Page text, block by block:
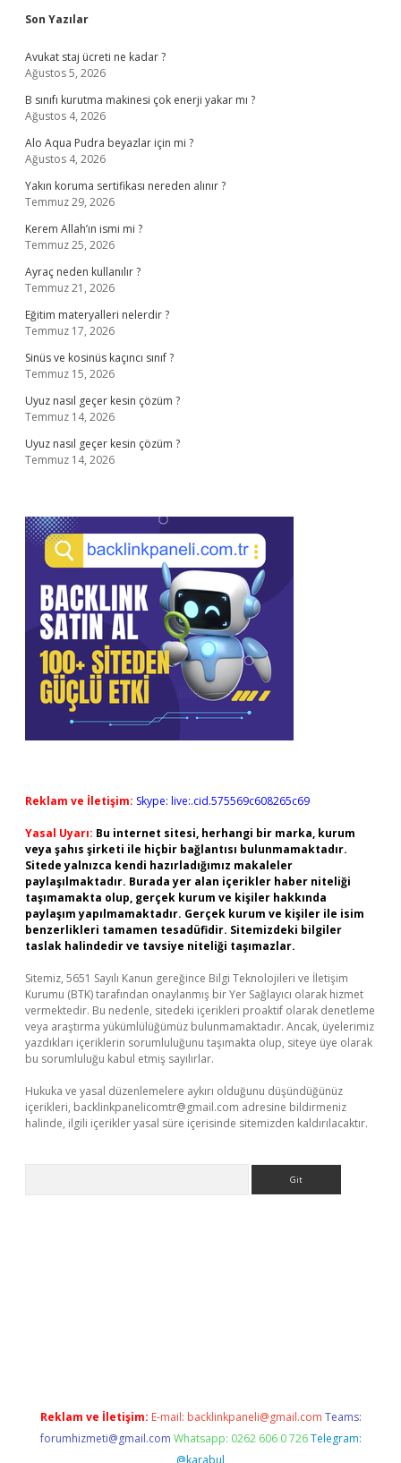
Sidebar
Son Yazılar
Avukat staj ücreti ne kadar ?
Ağustos 5, 2026
B sınıfı kurutma makinesi çok enerji yakar mı ?
Ağustos 4, 2026
Alo Aqua Pudra beyazlar için mi ?
Ağustos 4, 2026
Yakın koruma sertifikası nereden alınır ?
Temmuz 29, 2026
Kerem Allah’ın ismi mi ?
Temmuz 25, 2026
Ayraç neden kullanılır ?
Temmuz 21, 2026
Eğitim materyalleri nelerdir ?
Temmuz 17, 2026
Sinüs ve kosinüs kaçıncı sınıf ?
Temmuz 15, 2026
Uyuz nasıl geçer kesin çözüm ?
Temmuz 14, 2026
Uyuz nasıl geçer kesin çözüm ?
Temmuz 14, 2026
Reklam ve İletişim: Skype: live:.cid.575569c608265c69
Yasal Uyarı: Bu internet sitesi, herhangi bir marka, kurum
veya şahıs şirketi ile hiçbir bağlantısı bulunmamaktadır.
Sitede yalnızca kendi hazırladığımız makaleler
paylaşılmaktadır. Burada yer alan içerikler haber niteliği
taşımamakta olup, gerçek kurum ve kişiler hakkında
paylaşım yapılmamaktadır. Gerçek kurum ve kişiler ile isim
benzerlikleri tamamen tesadüfidir. Sitemizdeki bilgiler
taslak halindedir ve tavsiye niteliği taşımazlar.
Sitemiz, 5651 Sayılı Kanun gereğince Bilgi Teknolojileri ve İletişim
Kurumu (BTK) tarafından onaylanmış bir Yer Sağlayıcı olarak hizmet
vermektedir. Bu nedenle, sitedeki içerikleri proaktif olarak denetleme
veya araştırma yükümlülüğümüz bulunmamaktadır. Ancak, üyelerimiz
yazdıkları içeriklerin sorumluluğunu taşımakta olup, siteye üye olarak
bu sorumluluğu kabul etmiş sayılırlar.
Hukuka ve yasal düzenlemelere aykırı olduğunu düşündüğünüz
içerikleri, backlinkpanelicomtr@gmail.com adresine bildirmeniz
halinde, ilgili içerikler yasal süre içerisinde sitemizden kaldırılacaktır.
Reklam ve İletişim: E-mail: backlinkpaneli@gmail.com Teams:
forumhizmeti@gmail.com Whatsapp: 0262 606 0 726 Telegram:
@karabul